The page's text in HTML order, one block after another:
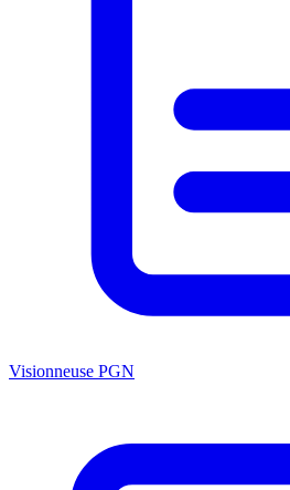
Visionneuse PGN